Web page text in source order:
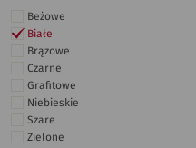
Beżowe
Białe
Brązowe
Czarne
Grafitowe
Niebieskie
Szare
Zielone